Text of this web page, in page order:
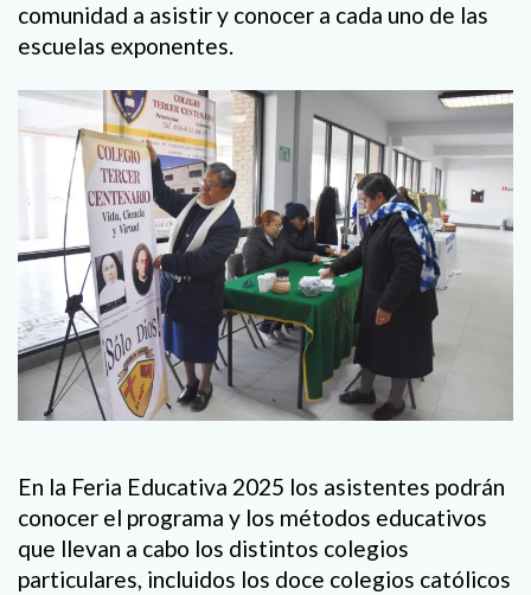
comunidad a asistir y conocer a cada uno de las
escuelas exponentes.
En la Feria Educativa 2025 los asistentes podrán
conocer el programa y los métodos educativos
que llevan a cabo los distintos colegios
particulares, incluidos los doce colegios católicos